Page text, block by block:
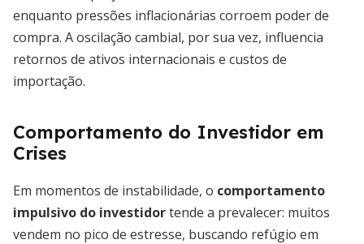
enquanto pressões inflacionárias corroem poder de
compra. A oscilação cambial, por sua vez, influencia
retornos de ativos internacionais e custos de
importação.
Comportamento do Investidor em
Crises
Em momentos de instabilidade, o comportamento
impulsivo do investidortende a prevalecer: muitos
vendem no pico de estresse, buscando refúgio em